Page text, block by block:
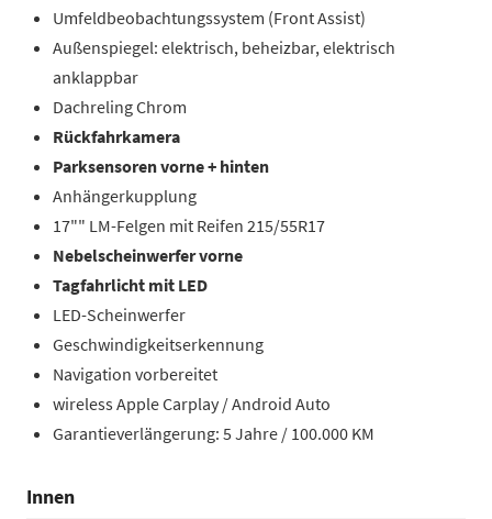
Umfeldbeobachtungssystem (Front Assist)
Außenspiegel: elektrisch, beheizbar, elektrisch
anklappbar
Dachreling Chrom
Rückfahrkamera
Parksensoren vorne + hinten
Anhängerkupplung
17"" LM-Felgen mit Reifen 215/55R17
Nebelscheinwerfer vorne
Tagfahrlicht mit LED
LED-Scheinwerfer
Geschwindigkeitserkennung
Navigation vorbereitet
wireless Apple Carplay / Android Auto
Garantieverlängerung: 5 Jahre / 100.000 KM
Innen